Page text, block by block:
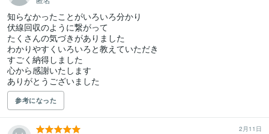
知らなかったことがいろいろ分かり
伏線回収のように繋がって
たくさんの気づきがありました
わかりやすくいろいろと教えていただき
すごく納得しました
心から感謝いたします
ありがとうございました
参考になった
2月11日